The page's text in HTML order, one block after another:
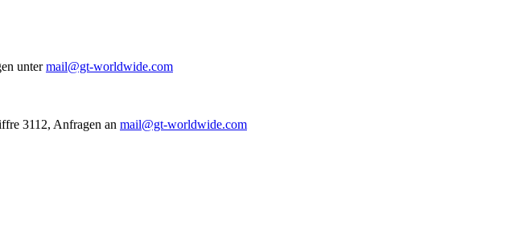
untermail@gt-worldwide.com
3112, Anfragen an mail@gt-worldwide.com